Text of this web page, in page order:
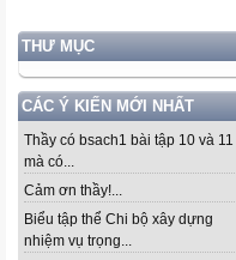
THƯ MỤC
CÁC Ý KIẾN MỚI NHẤT
Thầy có bsach1 bài tập 10 và 11
mà có...
Cảm ơn thầy!...
Biểu tập thể Chi bộ xây dựng
nhiệm vụ trọng...